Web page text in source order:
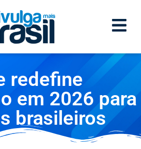
redefine
em 2026 para
brasileiros